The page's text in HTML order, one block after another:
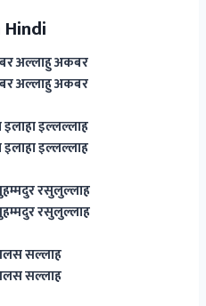
अल्लाहु अकबर
अल्लाहु अकबर
इल्लल्लाह
इल्लल्लाह
रसुलुल्लाह
रसुलुल्लाह
सल्लाह
सल्लाह